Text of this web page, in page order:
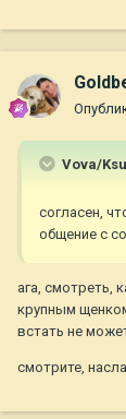
Vova/
согласен,
общение с
ага, смотреть,
крупным
встать не
смотрите,